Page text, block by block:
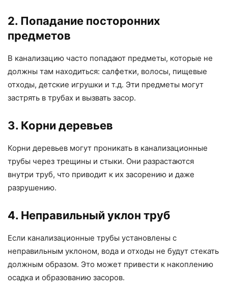
2. Попадание посторонних
предметов
В канализацию часто попадают предметы, которые не
должны там находиться: салфетки, волосы, пищевые
отходы, детские игрушки и т.д. Эти предметы могут
застрять в трубах и вызвать засор.
3. Корни деревьев
Корни деревьев могут проникать в канализационные
трубы через трещины и стыки. Они разрастаются
внутри труб, что приводит к их засорению и даже
разрушению.
4. Неправильный уклон труб
Если канализационные трубы установлены с
неправильным уклоном, вода и отходы не будут стекать
должным образом. Это может привести к накоплению
осадка и образованию засоров.